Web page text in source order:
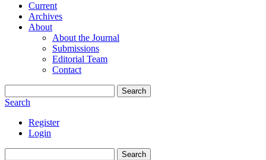
Current
Archives
About
About the Journal
Submissions
Editorial Team
Contact
Search
Search
Register
Login
Search